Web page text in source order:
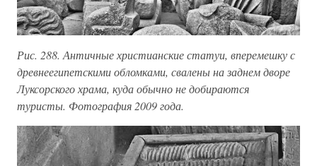
Рис. 288. Античные христианские статуи, вперемешку с
древнеегипетскими обломками, свалены на заднем дворе
Луксорского храма, куда обычно не добираются
туристы. Фотография 2009 года.